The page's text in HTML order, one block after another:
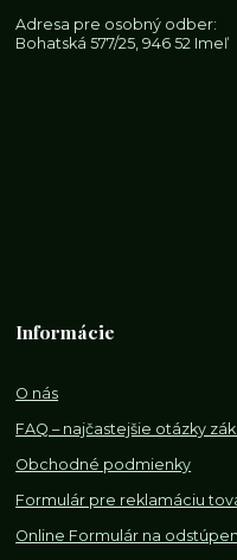
Adresa pre osobný odber:
Bohatská 577/25, 946 52 Imeľ
Informácie
O nás
FAQ – najčastejšie otázky
Obchodné podmienky
Formulár pre reklamáciu
Online Formulár na